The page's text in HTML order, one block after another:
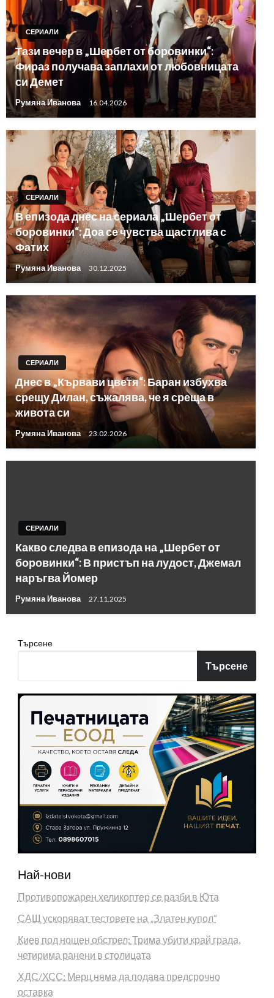
СЕРИАЛИ
Тази вечер в „Шербет от боровинки“:
Фираз получава заплахи от любовницата
си Демет
Румяна Иванова 16.04.2026
СЕРИАЛИ
В епизода днес на сериала „Шербет от
боровинки“: Доа се чувства щастлива с
Фатих
Румяна Иванова 30.12.2025
СЕРИАЛИ
Днес в „Кървави цветя“: Баран избухва
срещу Дилан, съжалява, че я среща в
живота си
Румяна Иванова 23.02.2026
СЕРИАЛИ
Какво следва в епизода на „Шербет от
боровинки“: В пристъп на лудост, Джeмал
наръгва Йомер
Румяна Иванова 27.11.2025
Търсене
Търсене
Най-нови
Противопожарен хеликоптер се разби в Юта
САЩ ускоряват тестовете на „Златен купол“
Киев под нощен обстрел: Трима убити край града,
четирима ранени в столицата
ХДС/ХСС: Мерц няма да подава предсрочно
оставка